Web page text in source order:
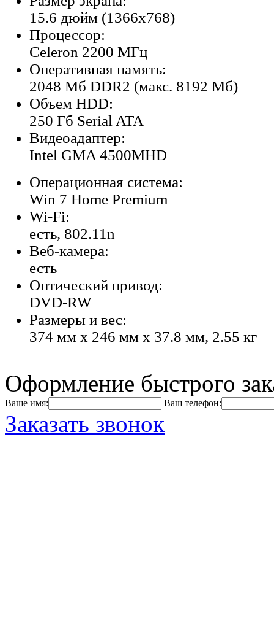
15.6 дюйм (1366x768)
Процессор:
Celeron 2200 МГц
Оперативная память:
2048 Мб DDR2 (макс. 8192 Мб)
Объем HDD:
250 Гб Serial ATA
Видеоадаптер:
Intel GMA 4500MHD
Операционная система:
Win 7 Home Premium
Wi-Fi:
есть, 802.11n
Веб-камера:
есть
Оптический привод:
DVD-RW
Размеры и вес:
374 мм x 246 мм x 37.8 мм, 2.55 кг
Оформление быстрого
Ваше имя: Ваш телефон:
Заказать звонок